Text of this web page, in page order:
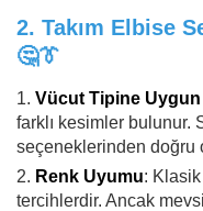
2. Takım Elbise
🤔👔
Vücut Tipine
farklı kesimler bulunur.
seçeneklerinden doğru
Renk Uyumu:
tercihlerdir. Ancak